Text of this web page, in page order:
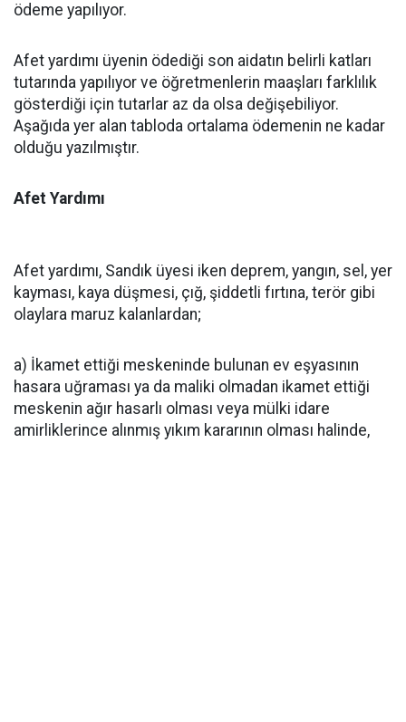
ödeme yapılıyor.
Afet yardımı üyenin ödediği son aidatın belirli katları
tutarında yapılıyor ve öğretmenlerin maaşları farklılık
gösterdiği için tutarlar az da olsa değişebiliyor.
Aşağıda yer alan tabloda ortalama ödemenin ne kadar
olduğu yazılmıştır.
Afet Yardımı
Afet yardımı, Sandık üyesi iken deprem, yangın, sel, yer
kayması, kaya düşmesi, çığ, şiddetli fırtına, terör gibi
olaylara maruz kalanlardan;
a) İkamet ettiği meskeninde bulunan ev eşyasının
hasara uğraması ya da maliki olmadan ikamet ettiği
meskenin ağır hasarlı olması veya mülki idare
amirliklerince alınmış yıkım kararının olması halinde,